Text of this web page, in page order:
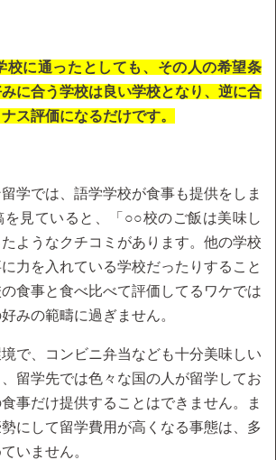
校に通ったとしても、その人の希望条
に合う学校は良い学校となり、逆に合
ス評価になるだけです。
学では、語学学校が食事も提供をしま
を見ていると、「○○校のご飯は美味し
ようなクチコミがあります。他の学校
力を入れている学校だったりすること
食事と食べ比べて評価してるワケでは
みの範疇に過ぎません。
で、コンビニ弁当なども十分美味しい
留学先では色々な国の人が留学してお
事だけ提供することはできません。ま
にして留学費用が高くなる事態は、多
いません。